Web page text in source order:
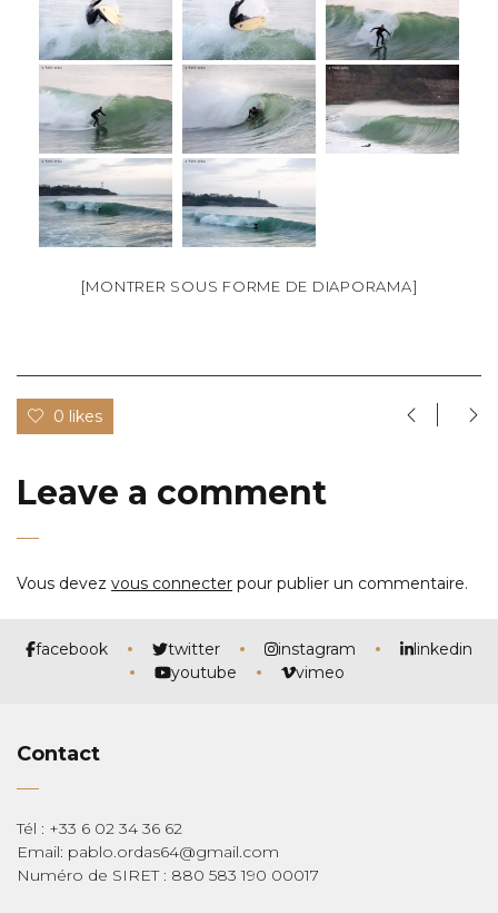
[MONTRER SOUS FORME DE DIAPORAMA]
0 likes
Leave a comment
Vous devez vous connecter pour publier un commentaire.
facebook twitter instagram
linkedin
youtube
vimeo
Contact
Tél : +33 6 02 34 36 62
Email: pablo.ordas64@gmail.com
Numéro de SIRET : 880 583 190 00017